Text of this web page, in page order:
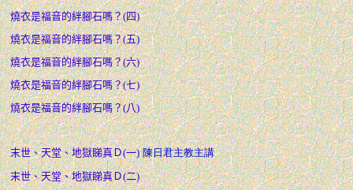
燒衣是福音的絆腳石嗎？(四)
燒衣是福音的絆腳石嗎？(五)
燒衣是福音的絆腳石嗎？(六)
燒衣是福音的絆腳石嗎？(七)
燒衣是福音的絆腳石嗎？(八)
末世、天堂、地獄睇真Ｄ(一) 陳日君主教主講
末世、天堂、地獄睇真Ｄ(二)